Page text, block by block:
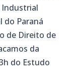
Industrial
do Paraná
de Direito de
da
do Estudo